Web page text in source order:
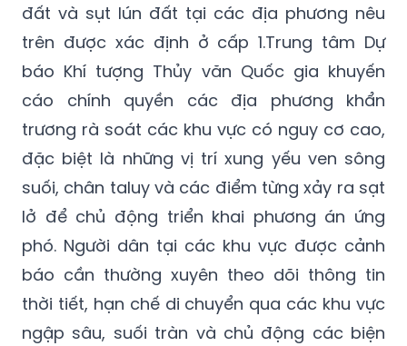
đất và sụt lún đất tại các địa phương nêu
trên được xác định ở cấp 1.Trung tâm Dự
báo Khí tượng Thủy văn Quốc gia khuyến
cáo chính quyền các địa phương khẩn
trương rà soát các khu vực có nguy cơ cao,
đặc biệt là những vị trí xung yếu ven sông
suối, chân taluy và các điểm từng xảy ra sạt
lở để chủ động triển khai phương án ứng
phó. Người dân tại các khu vực được cảnh
báo cần thường xuyên theo dõi thông tin
thời tiết, hạn chế di chuyển qua các khu vực
ngập sâu, suối tràn và chủ động các biện